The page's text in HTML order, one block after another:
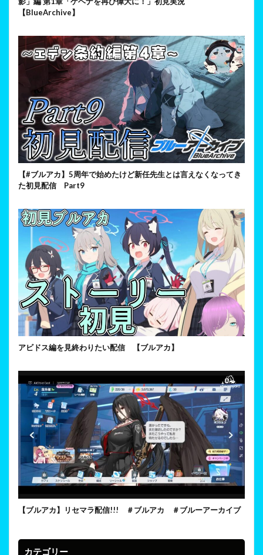
【BlueArchive】
【#ブルアカ】5周年で始めたけど新任先生とは言えなくなってき
た初見配信 Part9
アビドス編を見終わりたい配信 【ブルアカ】
【ブルアカ】リセマラ配信!!! ＃ブルアカ ＃ブルーアーカイブ
カテゴリー